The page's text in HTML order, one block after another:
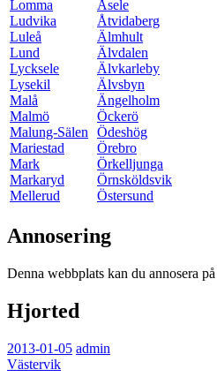
Lomma
Ludvika
Luleå
Lund
Lycksele
Lysekil
Malå
Malmö
Malung-Sälen
Mariestad
Mark
Markaryd
Mellerud
Åsele
Åtvidaberg
Älmhult
Älvdalen
Älvkarleby
Älvsbyn
Ängelholm
Öckerö
Ödeshög
Örebro
Örkelljunga
Örnsköldsvik
Östersund
Annosering
Denna webbplats kan du annosera
Hjorted
2013-01-05 admin
Västervik